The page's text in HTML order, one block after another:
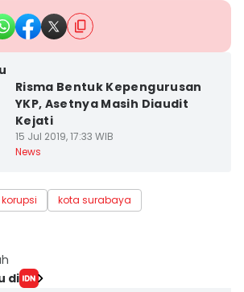
Risma Bentuk Kepengurusan
YKP, Asetnya Masih Diaudit
Kejati
15 Jul 2019, 17:33 WIB
News
korupsi kota surabaya
di